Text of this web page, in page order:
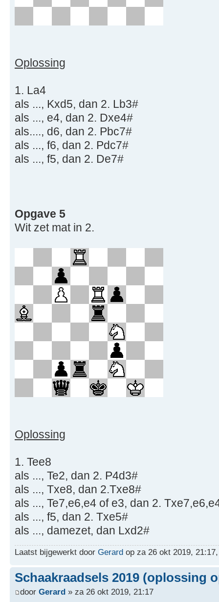
Oplossing
1. La4
als ..., Kxd5, dan 2. Lb3#
als ..., e4, dan 2. Dxe4#
als...., d6, dan 2. Pbc7#
als ..., f6, dan 2. Pdc7#
als ..., f5, dan 2. De7#
Opgave 5
Wit zet mat in 2.
Oplossing
1. Tee8
als ..., Te2, dan 2. P4d3#
als ..., Txe8, dan 2.Txe8#
als ..., Te7,e6,e4 of e3, dan 2.
als ..., f5, dan 2. Txe5#
als ..., damezet, dan Lxd2#
Laatst bijgewerkt door Gerard op za 26 okt 2019,
Schaakraadsels 2019 (oplossing
door Gerard » za 26 okt 2019, 21:17